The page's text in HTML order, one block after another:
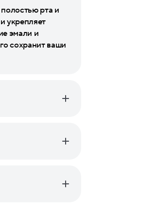
рта и
укрепляет
эмали и
сохранит ваши